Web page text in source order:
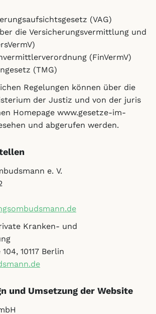
(VAG)
die Versicherungsvermittlung und
(FinVermV)
(TMG)
Regelungen können über die
der Justiz und von der juris
Homepage www.gesetze-im-
und abgerufen werden.
e. V.
Kranken- und
10117 Berlin
und Umsetzung der Website